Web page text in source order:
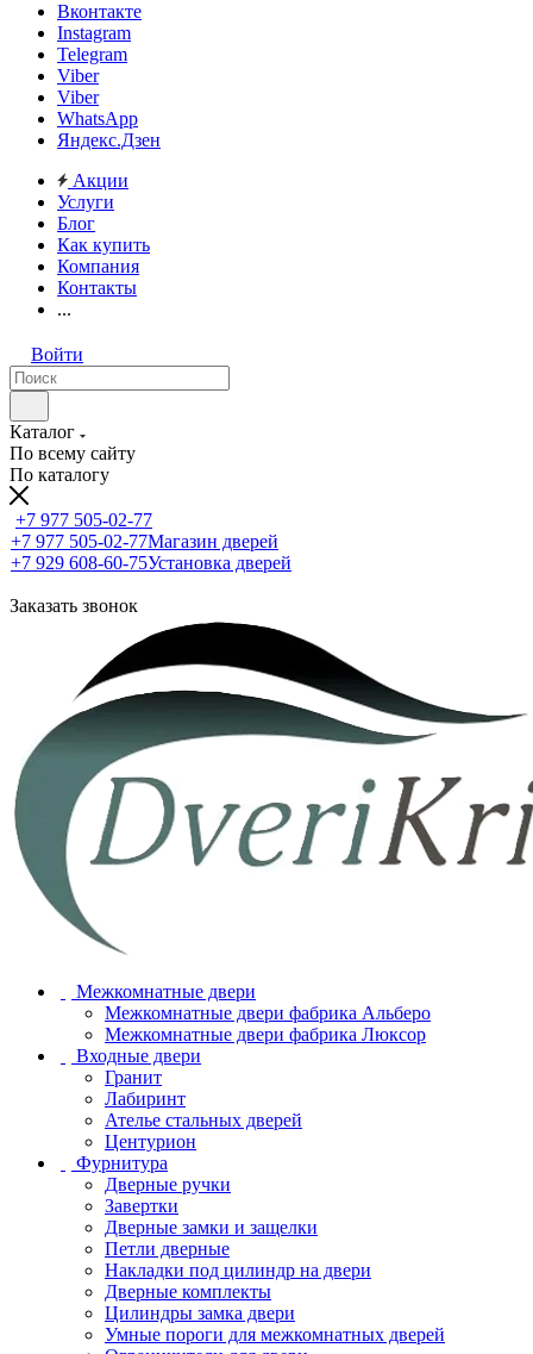
Вконтакте
Instagram
Telegram
Viber
Viber
WhatsApp
Яндекс.Дзен
Акции
Услуги
Блог
Как купить
Компания
Контакты
...
Войти
Каталог
По всему сайту
По каталогу
+7 977 505-02-77
+7 977 505-02-77Магазин дверей
+7 929 608-60-75Установка дверей
Заказать звонок
Межкомнатные двери
Межкомнатные двери фабрика Альберо
Межкомнатные двери фабрика Люксор
Входные двери
Гранит
Лабиринт
Ателье стальных дверей
Центурион
Фурнитура
Дверные ручки
Завертки
Дверные замки и защелки
Петли дверные
Накладки под цилиндр на двери
Дверные комплекты
Цилиндры замка двери
Умные пороги для межкомнатных дверей